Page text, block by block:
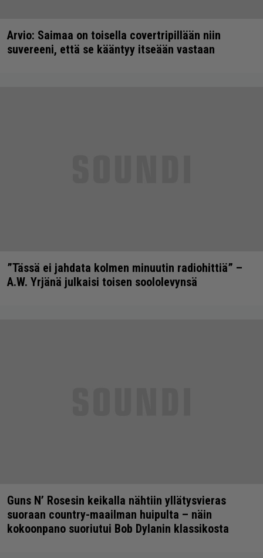
Arvio: Saimaa on toisella covertripillään niin
suvereeni, että se kääntyy itseään vastaan
”Tässä ei jahdata kolmen minuutin radiohittiä” –
A.W. Yrjänä julkaisi toisen soololevynsä
Guns N’ Rosesin keikalla nähtiin yllätysvieras
suoraan country-maailman huipulta – näin
kokoonpano suoriutui Bob Dylanin klassikosta